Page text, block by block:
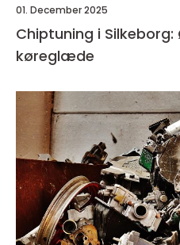
01. December 2025
Chiptuning i
køreglæde